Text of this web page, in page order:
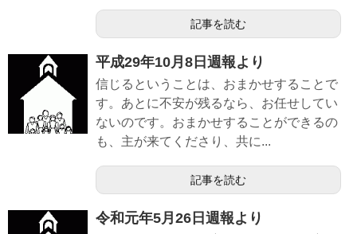
記事を読む
平成29年10月8日週報より
信じるということは、おまかせすることで
す。あとに不安が残るなら、お任せしてい
ないのです。おまかせすることができるの
も、主が来てくださり、共に...
記事を読む
令和元年5月26日週報より